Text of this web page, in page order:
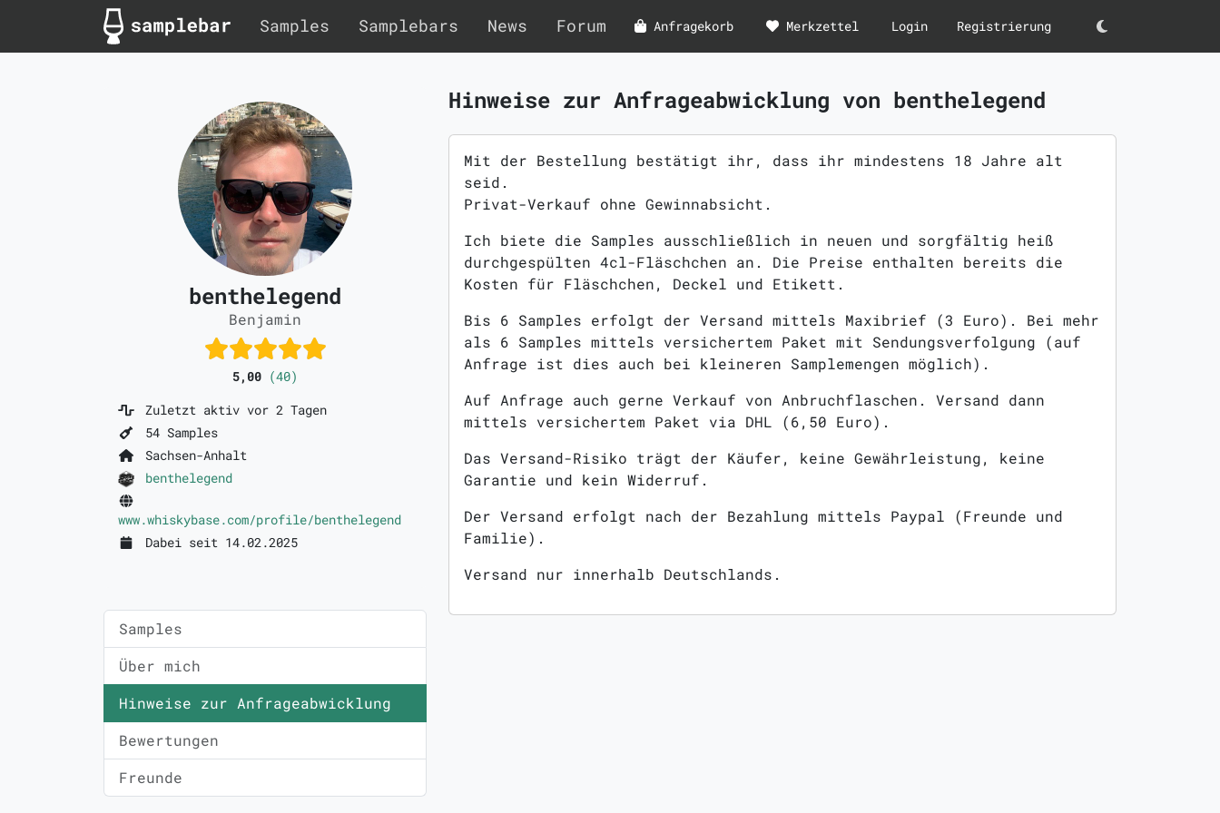
Samples Samplebars News Forum Anfragekorb Merkzettel Login Registrierung Darkmode
benthelegend
Benjamin
5,00 (40)
Zuletzt aktiv vor 2 Tagen
54 Samples
Sachsen-Anhalt
benthelegend
www.whiskybase.com/profile/benthelegend
Dabei seit 14.02.2025
Samples
Über mich
Hinweise zur Anfrageabwicklung
Bewertungen
Freunde
Hinweise zur Anfrageabwicklung von benthelegend
Mit der Bestellung bestätigt ihr, dass ihr mindestens 18 Jahre alt
seid.
Privat-Verkauf ohne Gewinnabsicht.
Ich biete die Samples ausschließlich in neuen und sorgfältig heiß
durchgespülten 4cl-Fläschchen an. Die Preise enthalten bereits die
Kosten für Fläschchen, Deckel und Etikett.
Bis 6 Samples erfolgt der Versand mittels Maxibrief (3 Euro). Bei mehr
als 6 Samples mittels versichertem Paket mit Sendungsverfolgung (auf
Anfrage ist dies auch bei kleineren Samplemengen möglich).
Auf Anfrage auch gerne Verkauf von Anbruchflaschen. Versand dann
mittels versichertem Paket via DHL (6,50 Euro).
Das Versand-Risiko trägt der Käufer, keine Gewährleistung, keine
Garantie und kein Widerruf.
Der Versand erfolgt nach der Bezahlung mittels Paypal (Freunde und
Familie).
Versand nur innerhalb Deutschlands.